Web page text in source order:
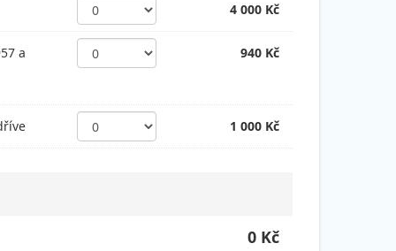
4 000 Kč
a 940 Kč
1 000 Kč
0 Kč